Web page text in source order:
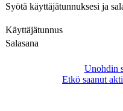
Syötä käyttäjätunnuksesi ja
Käyttäjätunnus
Salasana
Unohdin
Etkö saanut